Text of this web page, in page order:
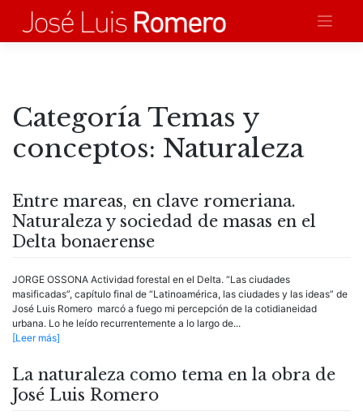
contenido
Categoría Temas y
conceptos: Naturaleza
Entre mareas, en clave romeriana.
Naturaleza y sociedad de masas en el
Delta bonaerense
JORGE OSSONA Actividad forestal en el Delta. “Las ciudades
masificadas”, capítulo final de “Latinoamérica, las ciudades y las ideas” de
José Luis Romero marcó a fuego mi percepción de la cotidianeidad
urbana. Lo he leído recurrentemente a lo largo de...
[Leer más]
La naturaleza como tema en la obra de
José Luis Romero